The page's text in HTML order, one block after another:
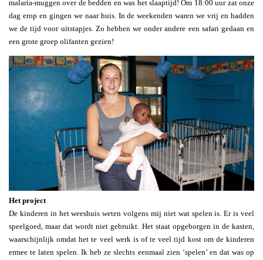
malaria-muggen over de bedden en was het slaaptijd! Om 18:00 uur zat onze
dag erop en gingen we naar huis. In de weekenden waren we vrij en hadden
we de tijd voor uitstapjes. Zo hebben we onder andere een safari gedaan en
een grote groep olifanten gezien!
Het project
De kinderen in het weeshuis weten volgens mij niet wat spelen is. Er is veel
speelgoed, maar dat wordt niet gebruikt. Het staat opgeborgen in de kasten,
waarschijnlijk omdat het te veel werk is of te veel tijd kost om de kinderen
ermee te laten spelen. Ik heb ze slechts eenmaal zien ‘spelen’ en dat was op